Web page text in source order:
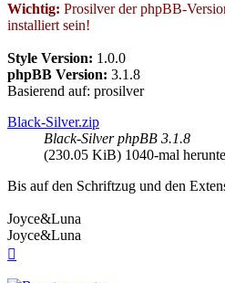
Wichtig: Prosilver der phpBB-
installiert sein!
Style Version: 1.0.0
phpBB Version: 3.1.8
Basierend auf: prosilver
Black-Silver.zip
Black-Silver phpBB 3.1.8
(230.05 KiB) 1040-mal
Bis auf den Schriftzug und den
Joyce&Luna
Joyce&Luna